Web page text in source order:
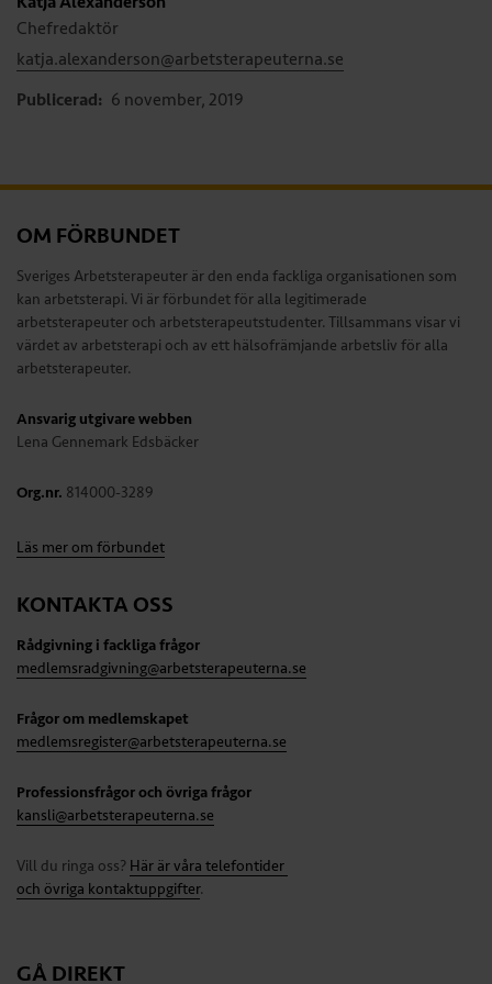
Chefredaktör
katja.alexanderson@arbetsterapeuterna.se
Publicerad: 6 november, 2019
OM FÖRBUNDET
Sveriges Arbetsterapeuter är den enda fackliga organisationen som
kan arbetsterapi. Vi är förbundet för alla legitimerade
arbetsterapeuter och arbetsterapeutstudenter. Tillsammans visar vi
värdet av arbetsterapi och av ett hälsofrämjande arbetsliv för alla
arbetsterapeuter.
Ansvarig utgivare webben
Lena Gennemark Edsbäcker
Org.nr. 814000-3289
Läs mer om förbundet
KONTAKTA OSS
Rådgivning i fackliga frågor
medlemsradgivning@arbetsterapeuterna.se
Frågor om medlemskapet
medlemsregister@arbetsterapeuterna.se
Professionsfrågor och övriga frågor
kansli@arbetsterapeuterna.se
Vill du ringa oss? Här är våra telefontider
och övriga kontaktuppgifter.
GÅ DIREKT